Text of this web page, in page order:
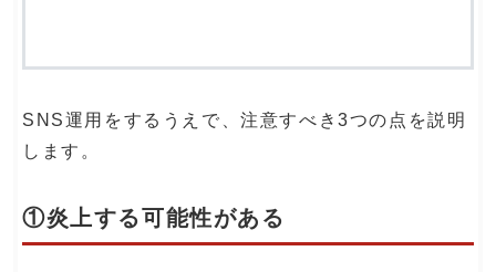
SNS運用をするうえで、注意すべき3つの点を説明
します。
①炎上する可能性がある